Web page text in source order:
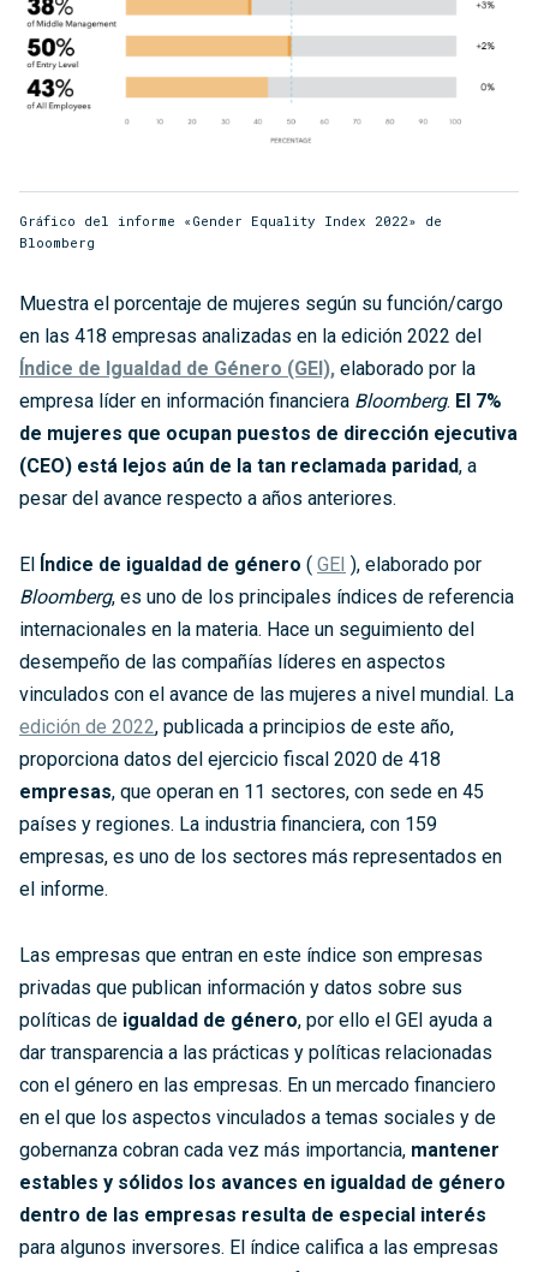
Gráfico del informe «Gender Equality Index 2022» de
Bloomberg
Muestra el porcentaje de mujeres según su función/cargo
en las 418 empresas analizadas en la edición 2022 del
Índice de Igualdad de Género (GEI), elaborado por la
empresa líder en información financiera Bloomberg. El 7%
de mujeres que ocupan puestos de dirección ejecutiva
(CEO) está lejos aún de la tan reclamada paridad, a
pesar del avance respecto a años anteriores.
El Índice de igualdad de género ( GEI ), elaborado por
Bloomberg, es uno de los principales índices de referencia
internacionales en la materia. Hace un seguimiento del
desempeño de las compañías líderes en aspectos
vinculados con el avance de las mujeres a nivel mundial. La
edición de 2022, publicada a principios de este año,
proporciona datos del ejercicio fiscal 2020 de 418
empresas, que operan en 11 sectores, con sede en 45
países y regiones. La industria financiera, con 159
empresas, es uno de los sectores más representados en
el informe.
Las empresas que entran en este índice son empresas
privadas que publican información y datos sobre sus
políticas de igualdad de género, por ello el GEI ayuda a
dar transparencia a las prácticas y políticas relacionadas
con el género en las empresas. En un mercado financiero
en el que los aspectos vinculados a temas sociales y de
gobernanza cobran cada vez más importancia, mantener
estables y sólidos los avances en igualdad de género
dentro de las empresas resulta de especial interés
para algunos inversores. El índice califica a las empresas